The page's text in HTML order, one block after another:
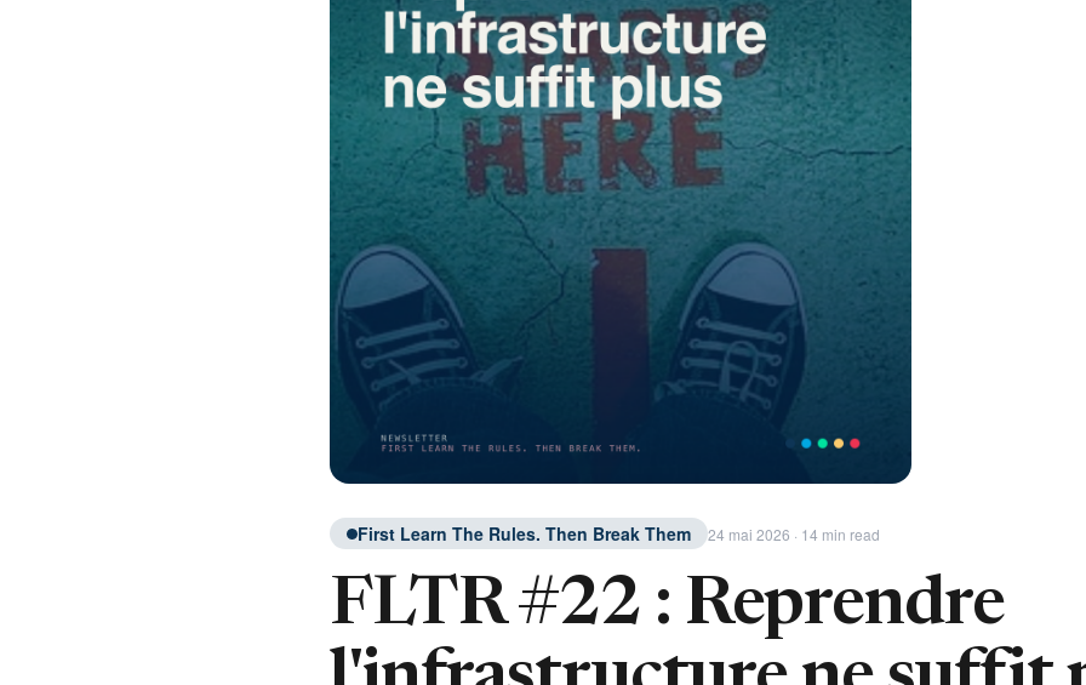
First Learn The Rules. Then Break Them 24 mai 2026 · 14 min read
FLTR #22 : Reprendre